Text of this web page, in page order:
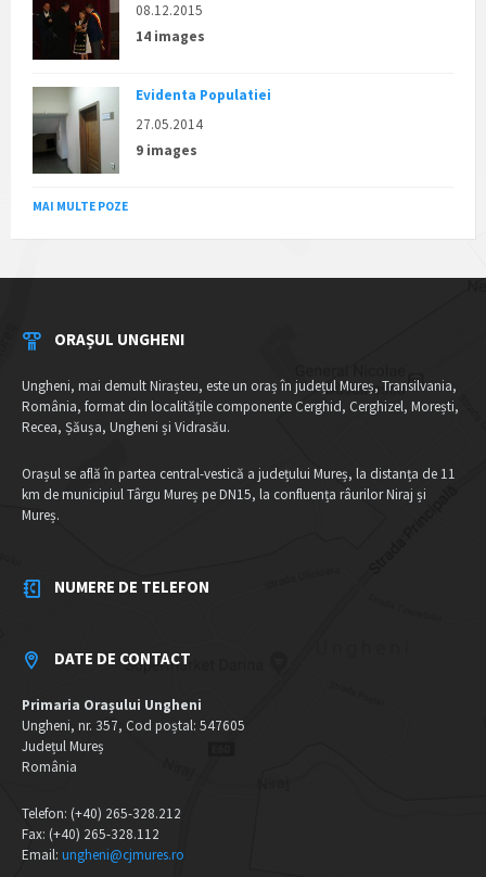
08.12.2015
14 images
Evidenta Populatiei
27.05.2014
9 images
MAI MULTE POZE
ORAȘUL UNGHENI
Ungheni, mai demult Nirașteu, este un oraș în județul Mureș, Transilvania,
România, format din localitățile componente Cerghid, Cerghizel, Morești,
Recea, Șăușa, Ungheni și Vidrasău.
Orașul se află în partea central-vestică a județului Mureș, la distanța de 11
km de municipiul Târgu Mureș pe DN15, la confluența râurilor Niraj și
Mureș.
NUMERE DE TELEFON
DATE DE CONTACT
Primaria Orașului Ungheni
Ungheni, nr. 357, Cod poștal: 547605
Județul Mureș
România
Telefon: (+40) 265-328.212
Fax: (+40) 265-328.112
Email: ungheni@cjmures.ro